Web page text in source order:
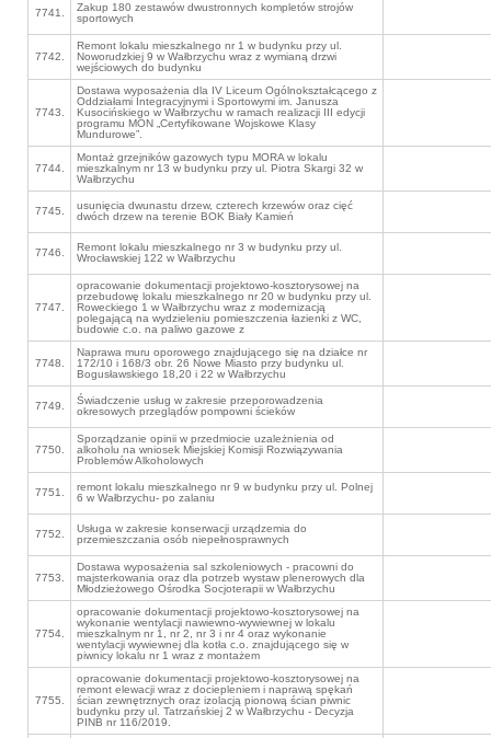
7741.
Zakup 180 zestawów dwustronnych kompletów strojów
sportowych
7742.
Remont lokalu mieszkalnego nr 1 w budynku przy ul.
Noworudzkiej 9 w Wałbrzychu wraz z wymianą drzwi
wejściowych do budynku
7743.
Dostawa wyposażenia dla IV Liceum Ogólnokształcącego z
Oddziałami Integracyjnymi i Sportowymi im. Janusza
Kusocińskiego w Wałbrzychu w ramach realizacji III edycji
programu MON „Certyfikowane Wojskowe Klasy
Mundurowe”.
7744.
Montaż grzejników gazowych typu MORA w lokalu
mieszkalnym nr 13 w budynku przy ul. Piotra Skargi 32 w
Wałbrzychu
7745.
usunięcia dwunastu drzew, czterech krzewów oraz cięć
dwóch drzew na terenie BOK Biały Kamień
7746.
Remont lokalu mieszkalnego nr 3 w budynku przy ul.
Wrocławskiej 122 w Wałbrzychu
7747.
opracowanie dokumentacji projektowo-kosztorysowej na
przebudowę lokalu mieszkalnego nr 20 w budynku przy ul.
Roweckiego 1 w Wałbrzychu wraz z modernizacją
polegającą na wydzieleniu pomieszczenia łazienki z WC,
budowie c.o. na paliwo gazowe z
7748.
Naprawa muru oporowego znajdującego się na działce nr
172/10 i 168/3 obr. 26 Nowe Miasto przy budynku ul.
Bogusławskiego 18,20 i 22 w Wałbrzychu
7749.
Świadczenie usług w zakresie przeporowadzenia
okresowych przeglądów pompowni ścieków
7750.
Sporządzanie opinii w przedmiocie uzależnienia od
alkoholu na wniosek Miejskiej Komisji Rozwiązywania
Problemów Alkoholowych
7751.
remont lokalu mieszkalnego nr 9 w budynku przy ul. Polnej
6 w Wałbrzychu- po zalaniu
7752.
Usługa w zakresie konserwacji urządzemia do
przemieszczania osób niepełnosprawnych
7753.
Dostawa wyposażenia sal szkoleniowych - pracowni do
majsterkowania oraz dla potrzeb wystaw plenerowych dla
Młodzieżowego Ośrodka Socjoterapii w Wałbrzychu
7754.
opracowanie dokumentacji projektowo-kosztorysowej na
wykonanie wentylacji nawiewno-wywiewnej w lokalu
mieszkalnym nr 1, nr 2, nr 3 i nr 4 oraz wykonanie
wentylacji wywiewnej dla kotła c.o. znajdującego się w
piwnicy lokalu nr 1 wraz z montażem
7755.
opracowanie dokumentacji projektowo-kosztorysowej na
remont elewacji wraz z dociepleniem i naprawą spękań
ścian zewnętrznych oraz izolacją pionową ścian piwnic
budynku przy ul. Tatrzańskiej 2 w Wałbrzychu - Decyzja
PINB nr 116/2019.